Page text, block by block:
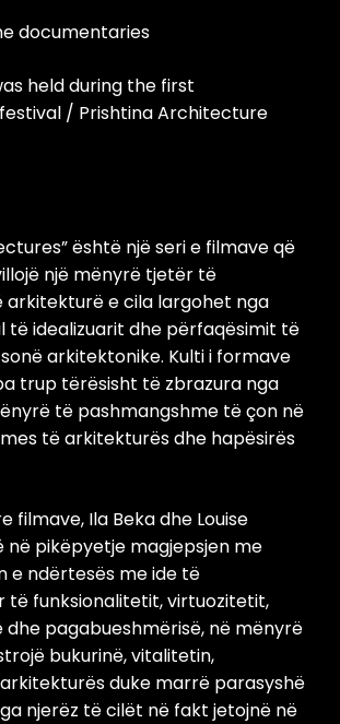
documentaries
held during the first
/ Prishtina Architecture
është një seri e filmave që
një mënyrë tjetër të
arkitekturë e cila largohet nga
të idealizuarit dhe përfaqësimit të
arkitektonike. Kulti i formave
trup tërësisht të zbrazura nga
të pashmangshme të çon në
të arkitekturës dhe hapësirës
filmave, Ila Beka dhe Louise
në pikëpyetje magjepsjen me
e ndërtesës me ide të
të funksionalitetit, virtuozitetit,
dhe pagabueshmërisë, në mënyrë
bukurinë, vitalitetin,
duke marrë parasyshë
njerëz të cilët në fakt jetojnë në